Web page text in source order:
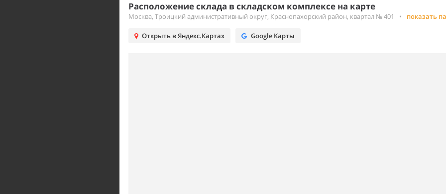
Расположение склада в складском комплексе на карте
Москва, Троицкий административный округ, Краснопахорский район, квартал № 401 • показать
Открыть в Яндекс.Картах Google Карты